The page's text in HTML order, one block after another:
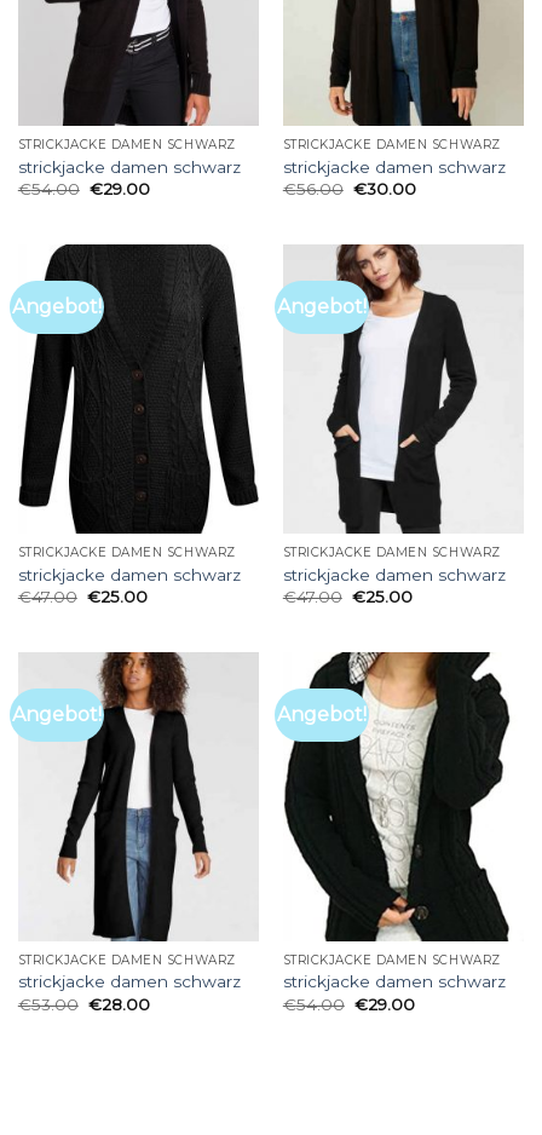
STRICKJACKE DAMEN SCHWARZ
strickjacke damen schwarz
€54.00 €29.00
STRICKJACKE DAMEN SCHWARZ
strickjacke damen schwarz
€56.00 €30.00
Angebot!
STRICKJACKE DAMEN SCHWARZ
strickjacke damen schwarz
€47.00 €25.00
Angebot!
STRICKJACKE DAMEN SCHWARZ
strickjacke damen schwarz
€47.00 €25.00
Angebot!
STRICKJACKE DAMEN SCHWARZ
strickjacke damen schwarz
€53.00 €28.00
Angebot!
STRICKJACKE DAMEN SCHWARZ
strickjacke damen schwarz
€54.00 €29.00